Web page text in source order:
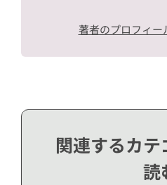
著者のプロフィー
関連するカ
読